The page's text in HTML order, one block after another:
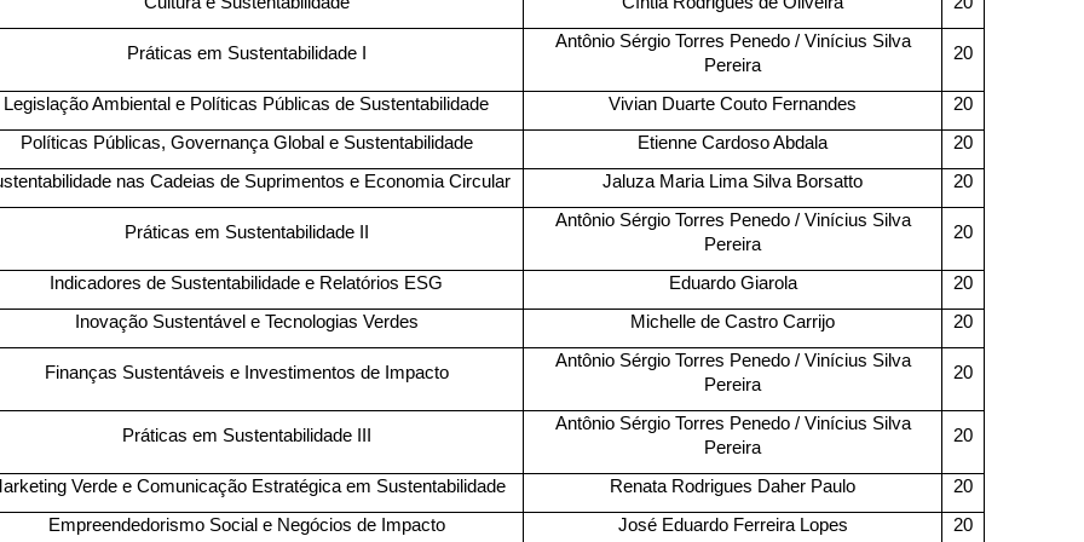
Práticas em Sustentabilidade I
Antônio Sérgio Torres Penedo / Vinícius Silva
Pereira
20
Legislação Ambiental e Políticas Públicas de Sustentabilidade Vivian Duarte Couto Fernandes
20
Políticas Públicas, Governança Global e Sustentabilidade
Etienne Cardoso Abdala
20
nas Cadeias de Suprimentos e Economia Circular
Jaluza Maria Lima Silva Borsatto 20
Práticas em Sustentabilidade II
Antônio Sérgio Torres Penedo / Vinícius Silva
Pereira
20
Indicadores de Sustentabilidade e Relatórios ESG Eduardo Giarola
20
Inovação Sustentável e Tecnologias Verdes
Michelle de Castro Carrijo 20
Finanças Sustentáveis e Investimentos de Impacto
Antônio Sérgio Torres Penedo / Vinícius Silva
Pereira
20
Práticas em Sustentabilidade III
Antônio Sérgio Torres Penedo / Vinícius Silva
Pereira
20
Verde e Comunicação Estratégica em Sustentabilidade Renata Rodrigues Daher Paulo
20
Empreendedorismo Social e Negócios de Impacto
José Eduardo Ferreira Lopes 20